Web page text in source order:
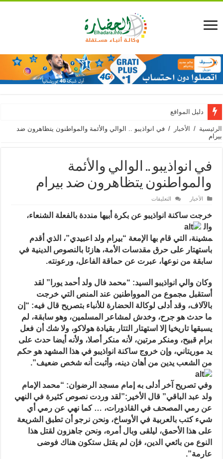
دليل المواقع
الرئيسية / الأخبار / في انواذيبو .. الوالي والأئمة والمواطنون يتظاهرون ضد
بيرام
في انواذيبو .. الوالي والأئمة
والمواطنون يتظاهرون ضد بيرام
الأخبار التعليقات
..
والمواطنون
يتظاهرون
ضد
مغلقة
خرجت ساكنة انواذيبو عن بكرة أبيها منددة بالفعلة الشنعاء،
وال
مشينة، التي قام بها الإمعة “بيرام ولد اعبيدي”، الذي أقدم
باستهتار على حرق مقدسات الأمة، هازئا بالنصوص الدينية في
سابقة من نوعها، عبرت عن حماقة الفاعل، ورعونته.
وكان والي انواذيبو السيد: “محمد فال ولد أحمد يورا” لقد
أستقبل مجموع من الموواطنين عند المنص التي خرجت
بالآلاف، وقد أدلى لوكالة الحضارة للأنباء بتصريح قال فيه: “إن
ما حدث هو جرح، وخدش لمشاعر المسلمين، وهو سابقة، لم
يسبقها تاريخيا إلا استهتار التتار بقيادة هولاكو، ولا شك أن فعل
برام قبيح، ومنكر مرتين، لأنه منكر أصلا، ولأنه أيضا حدث على
يد موريتاني، وإن خروج ساكنة انواذيبو في هذا المشهد هو حكم
من الشعب يدين من أهان دينه، وأثبت أنه شخص ضعيف”.
وفي تصريح آخر أدلى به إمام مسجد الرضوان: “محمد الإمام
ولد عبد الباقي” قال الأخير:”لقد وردت نصوص كثيرة في النهي
عن رمي المصحف في القاذورات، … كما نهي عن رمي أي
شيء كتب بالعربية في الأوساخ، ونحن نرجو أن تطبق الشريعة
على هذا الأحمق، ليلقى وبال أمره، ونحن جاهزون لقتل هذا
النوع من بائعي الدين، فإن لم يقتل ستكون هناك فوضى
عارمة”.